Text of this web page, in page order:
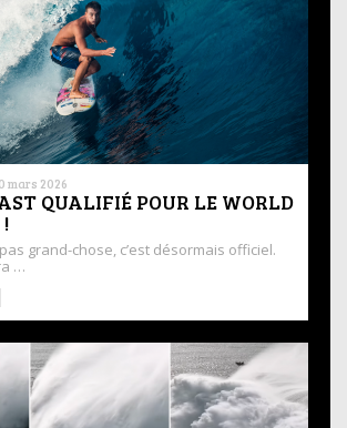
mars 2026
QUALIFIÉ POUR LE WORLD
grand-chose, c’est désormais officiel.
…